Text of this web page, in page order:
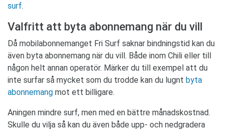
surf.
Valfritt att byta abonnemang när du vill
Då mobilabonnemanget Fri Surf saknar bindningstid kan du
även byta abonnemang när du vill. Både inom Chili eller till
någon helt annan operatör. Märker du till exempel att du
inte surfar så mycket som du trodde kan du lugnt byta
abonnemang mot ett billigare.
Aningen mindre surf, men med en bättre månadskostnad.
Skulle du vilja så kan du även både upp- och nedgradera